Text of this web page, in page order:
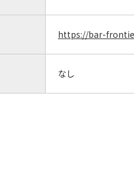
https://bar-
なし